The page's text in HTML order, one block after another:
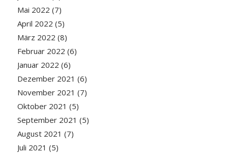
Mai 2022 (7)
April 2022 (5)
März 2022 (8)
Februar 2022 (6)
Januar 2022 (6)
Dezember 2021 (6)
November 2021 (7)
Oktober 2021 (5)
September 2021 (5)
August 2021 (7)
Juli 2021 (5)